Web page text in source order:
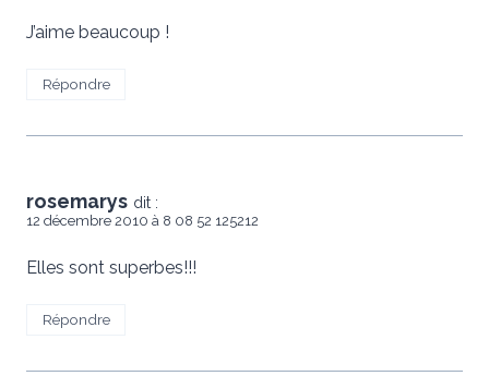
J’aime beaucoup !
Répondre
rosemarys dit :
12 décembre 2010 à 8 08 52 125212
Elles sont superbes!!!
Répondre